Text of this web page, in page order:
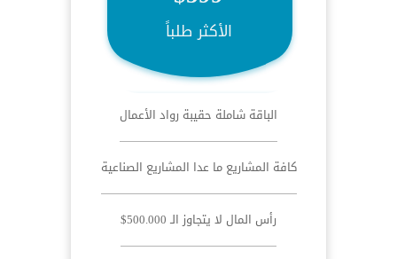
الأكثر طلباً
الباقة شاملة حقيبة رواد الأعمال
كافة المشاريع ما عدا المشاريع الصناعية
رأس المال لا يتجاوز الـ 500.000$